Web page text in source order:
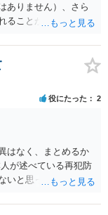
ありません）、さら
ることが通常です。
役にたった 2
はなく、まとめるか
が述べている再犯防
いと思った方が良い
犯防止策（例えば保